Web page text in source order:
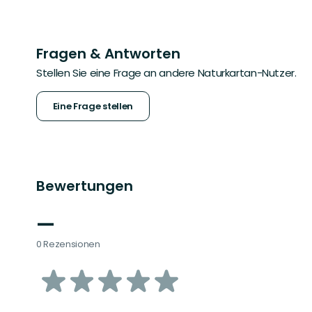
Fragen & Antworten
Stellen Sie eine Frage an andere Naturkartan-Nutzer.
Eine Frage stellen
Bewertungen
—
0 Rezensionen
von